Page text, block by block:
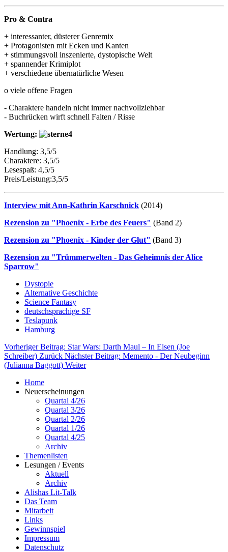
Pro & Contra
+ interessanter, düsterer Genremix
+ Protagonisten mit Ecken und Kanten
+ stimmungsvoll inszenierte, dystopische Welt
+ spannender Krimiplot
+ verschiedene übernatürliche Wesen
o viele offene Fragen
- Charaktere handeln nicht immer nachvollziehbar
- Buchrücken wirft schnell Falten / Risse
Wertung:
Handlung: 3,5/5
Charaktere: 3,5/5
Lesespaß: 4,5/5
Preis/Leistung:3,5/5
Interview mit Ann-Kathrin Karschnick (2014)
Rezension zu "Phoenix - Erbe des Feuers" (Band 2)
Rezension zu "Phoenix - Kinder der Glut" (Band 3)
Rezension zu "Trümmerwelten - Das Geheimnis der Alice
Sparrow"
Dystopie
Alternative Geschichte
Science Fantasy
deutschsprachige SF
Teslapunk
Hamburg
Vorheriger Beitrag: Star Wars: Darth Maul – In Eisen (Joe
Schreiber) Zurück Nächster Beitrag: Memento - Der Neubeginn
(Julianna Baggott) Weiter
Home
Neuerscheinungen
Quartal 4/26
Quartal 3/26
Quartal 2/26
Quartal 1/26
Quartal 4/25
Archiv
Themenlisten
Lesungen / Events
Aktuell
Archiv
Alishas Lit-Talk
Das Team
Mitarbeit
Links
Gewinnspiel
Impressum
Datenschutz